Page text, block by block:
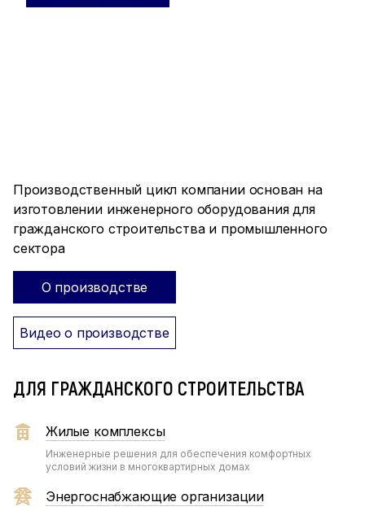
Производственный цикл компании основан на
изготовлении инженерного оборудования для
гражданского строительства и промышленного
сектора
О производстве
Видео о производстве
ДЛЯ ГРАЖДАНСКОГО СТРОИТЕЛЬСТВА
Жилые комплексы
Инженерные решения для обеспечения комфортных
условий жизни в многоквартирных домах
Энергоснабжающие организации